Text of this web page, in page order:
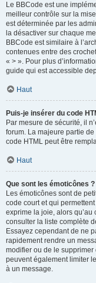
Le BBCode est une
meilleur contrôle sur la
est déterminée par les
la désactiver sur chaque
BBCode est similaire à
contenues entre des
« > ». Pour plus
guide qui est accessible
Haut
Puis-je insérer du code
Par mesure de sécurité, il
forum. La majeure partie
code HTML peut être
Haut
Que sont les émoticônes ?
Les émoticônes sont de
code court et qui
exprime la joie, alors qu’au
consulter la liste complète
Essayez cependant de ne
rapidement rendre un
modifier ou de le
peuvent également limiter
à un message.